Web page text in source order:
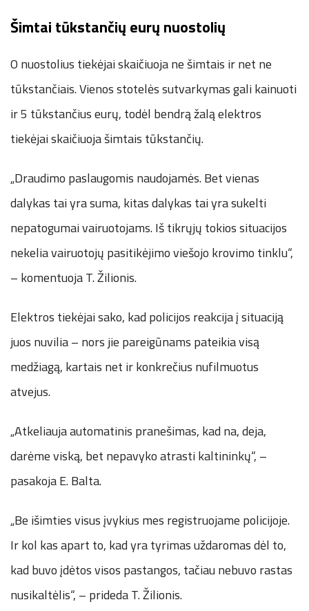
Šimtai tūkstančių eurų nuostolių
O nuostolius tiekėjai skaičiuoja ne šimtais ir net ne
tūkstančiais. Vienos stotelės sutvarkymas gali kainuoti
ir 5 tūkstančius eurų, todėl bendrą žalą elektros
tiekėjai skaičiuoja šimtais tūkstančių.
„Draudimo paslaugomis naudojamės. Bet vienas
dalykas tai yra suma, kitas dalykas tai yra sukelti
nepatogumai vairuotojams. Iš tikrųjų tokios situacijos
nekelia vairuotojų pasitikėjimo viešojo krovimo tinklu“,
– komentuoja T. Žilionis.
Elektros tiekėjai sako, kad policijos reakcija į situaciją
juos nuvilia – nors jie pareigūnams pateikia visą
medžiagą, kartais net ir konkrečius nufilmuotus
atvejus.
„Atkeliauja automatinis pranešimas, kad na, deja,
darėme viską, bet nepavyko atrasti kaltininkų“, –
pasakoja E. Balta.
„Be išimties visus įvykius mes registruojame policijoje.
Ir kol kas apart to, kad yra tyrimas uždaromas dėl to,
kad buvo įdėtos visos pastangos, tačiau nebuvo rastas
nusikaltėlis“, – prideda T. Žilionis.